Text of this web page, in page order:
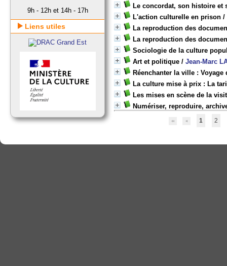
Le concordat, son histoire et
L'action culturelle en prison /
La reproduction des
La reproduction des
Sociologie de la culture
Art et politique /Jean-Marc
Réenchanter la ville :
La culture mise à prix : La
Les mises en scène de la
Numériser, reproduire,
1 2
9h - 12h et 14h - 17h
Liens utiles